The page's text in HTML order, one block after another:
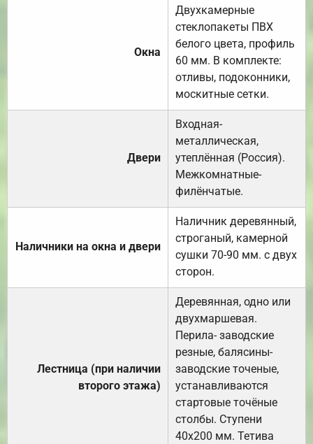
Окна
Двухкамерные
стеклопакеты ПВХ
белого цвета, профиль
60 мм. В комплекте:
отливы, подоконники,
москитные сетки.
Двери
Входная-
металлическая,
утеплённая (Россия).
Межкомнатные-
филёнчатые.
Наличники на окна и двери
Наличник деревянный,
строганый, камерной
сушки 70-90 мм. с двух
сторон.
Лестница (при наличии
второго этажа)
Деревянная, одно или
двухмаршевая.
Перила- заводские
резные, балясины-
заводские точеные,
устанавливаются
стартовые точёные
столбы. Ступени
40х200 мм. Тетива